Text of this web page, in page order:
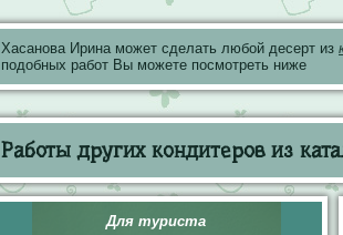
Хасанова Ирина может сделать любой десерт из
подобных работ Вы можете посмотреть ниже
Работы других кондитеров из
Для туриста